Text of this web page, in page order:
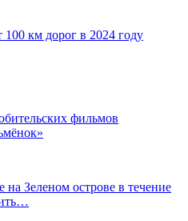
100 км дорог в 2024 году
фильмов
на Зеленом острове в течение